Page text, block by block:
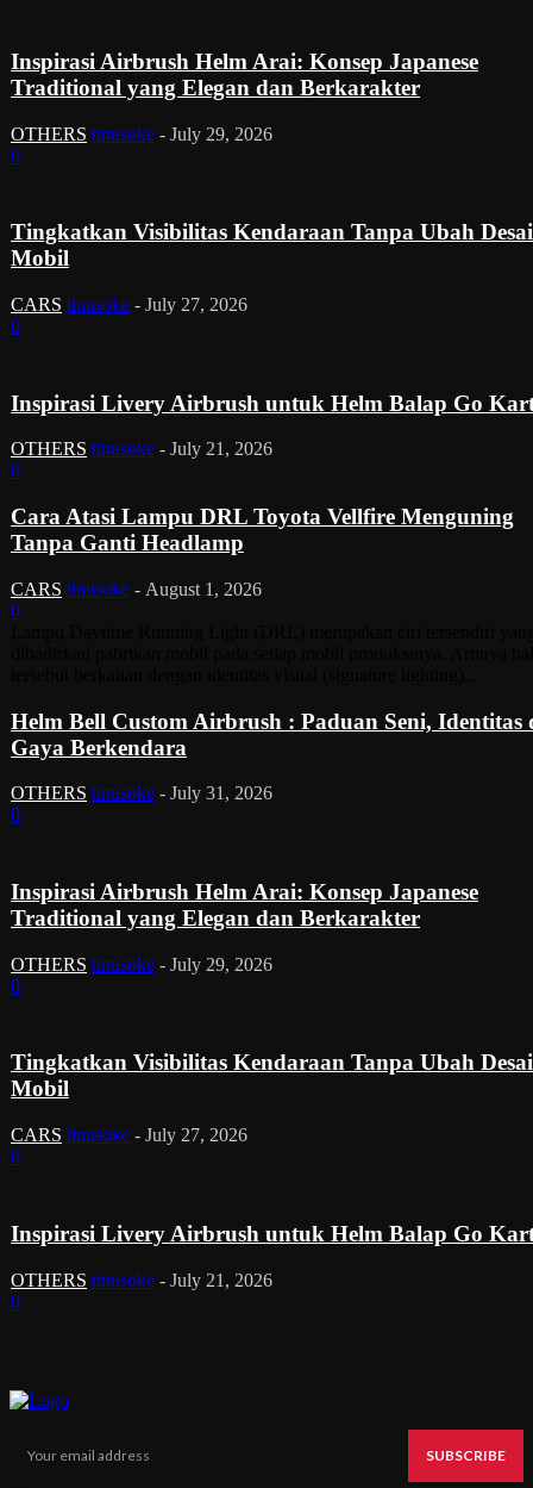
Inspirasi Airbrush Helm Arai: Konsep Japanese
Traditional yang Elegan dan Berkarakter
OTHERS tinusoke - July 29, 2026
0
Tingkatkan Visibilitas Kendaraan Tanpa Ubah
Mobil
CARS tinusoke - July 27, 2026
0
Inspirasi Livery Airbrush untuk Helm Balap Go
OTHERS tinusoke - July 21, 2026
0
Cara Atasi Lampu DRL Toyota Vellfire Menguning
Tanpa Ganti Headlamp
CARS tinusoke - August 1, 2026
0
Helm Bell Custom Airbrush : Paduan Seni, Identitas
Gaya Berkendara
OTHERS tinusoke - July 31, 2026
0
Inspirasi Airbrush Helm Arai: Konsep Japanese
Traditional yang Elegan dan Berkarakter
OTHERS tinusoke - July 29, 2026
0
Tingkatkan Visibilitas Kendaraan Tanpa Ubah
Mobil
CARS tinusoke - July 27, 2026
0
Inspirasi Livery Airbrush untuk Helm Balap Go
OTHERS tinusoke - July 21, 2026
0
SUBSCRIBE